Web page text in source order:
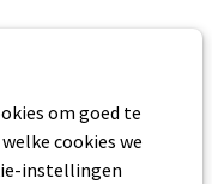
om goed te
cookies we
instellingen
Aantal
een aanvraag